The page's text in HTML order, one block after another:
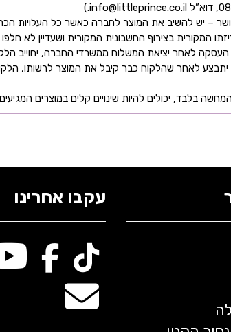
– יש להשיב את המוצר לחברה כאשר כל העלויות
בצירוף החשבונית המקורית ושעדיין לא חלפו 30 יום מתאריך רכישת המוצר.
לאחר יציאת המשלוח ממשרדי החברה, יחוייב הלקוח
לאחר שהלקוח כבר קיבל את המוצר לרשותו,
בלבד, יכולים להיות שינויים קלים במוצרים
עקבו אחרינו